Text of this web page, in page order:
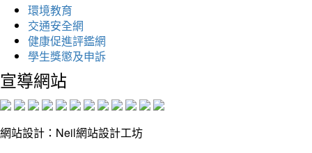
環境教育
交通安全網
健康促進評鑑網
學生獎懲及申訴
宣導網站
網站設計：Neil網站設計工坊